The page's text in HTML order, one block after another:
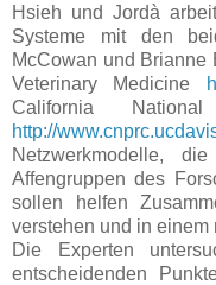
Hsieh und Jordà
Systeme mit den
McCowan und
Veterinary Medicine
California
http://
Netzwerkmodelle,
Affengruppen des
sollen helfen
verstehen und in einem
Die Experten
entscheidenden